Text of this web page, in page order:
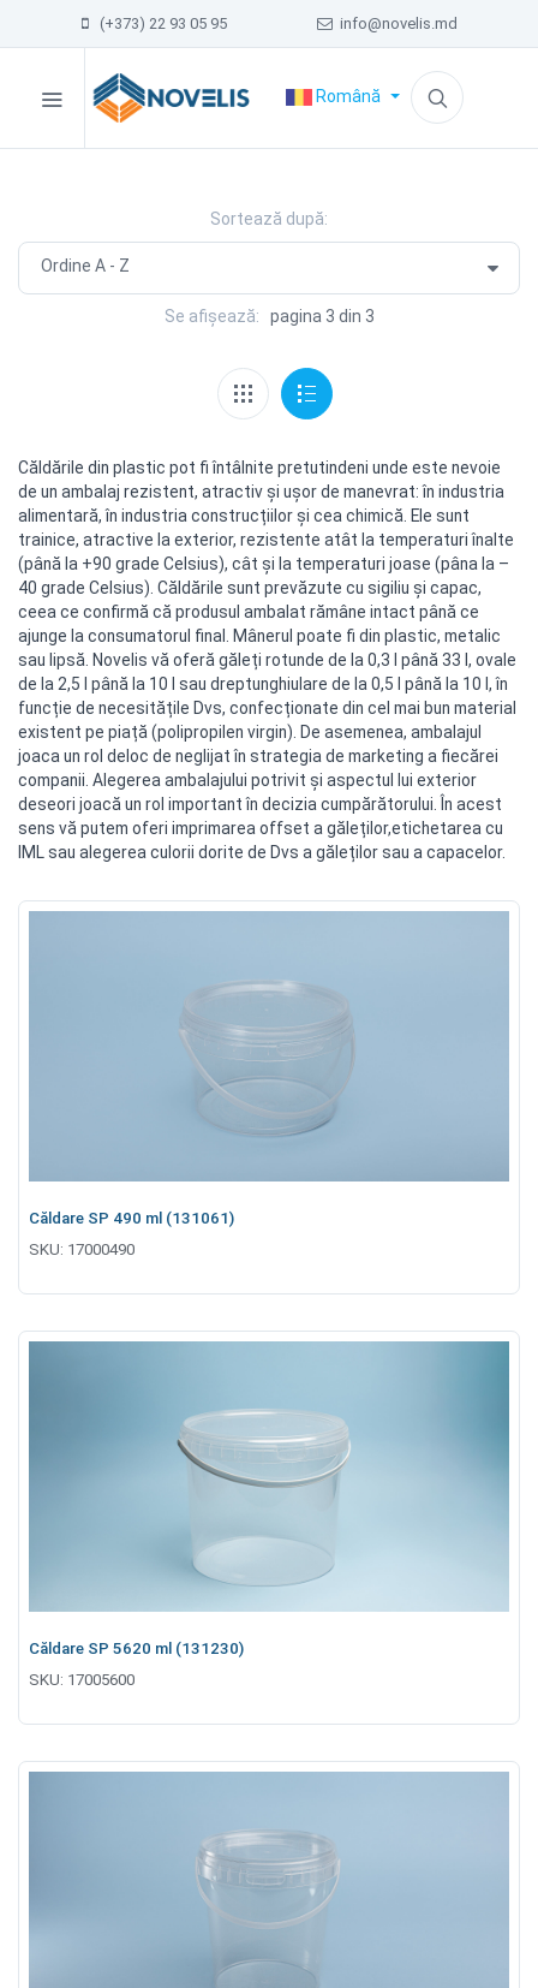
(+373) 22 93 05 95 info@novelis.md
Română
Sortează după:
Se afișează: pagina 3 din 3
Căldările din plastic pot fi întâlnite pretutindeni unde este nevoie
de un ambalaj rezistent, atractiv și ușor de manevrat: în industria
alimentară, în industria construcțiilor și cea chimică. Ele sunt
trainice, atractive la exterior, rezistente atât la temperaturi înalte
(până la +90 grade Celsius), cât şi la temperaturi joase (pâna la –
40 grade Celsius). Căldările sunt prevăzute cu sigiliu şi capac,
ceea ce confirmă că produsul ambalat rămâne intact până ce
ajunge la consumatorul final. Mânerul poate fi din plastic, metalic
sau lipsă. Novelis vă oferă găleți rotunde de la 0,3 l până 33 l, ovale
de la 2,5 l până la 10 l sau dreptunghiulare de la 0,5 l până la 10 l, în
funcție de necesitățile Dvs, confecționate din cel mai bun material
existent pe piață (polipropilen virgin). De asemenea, ambalajul
joaca un rol deloc de neglijat în strategia de marketing a fiecărei
companii. Alegerea ambalajului potrivit și aspectul lui exterior
deseori joacă un rol important în decizia cumpărătorului. În acest
sens vă putem oferi imprimarea offset a găleților,etichetarea cu
IML sau alegerea culorii dorite de Dvs a găleților sau a capacelor.
Căldare SP 490 ml (131061)
SKU: 17000490
Căldare SP 5620 ml (131230)
SKU: 17005600